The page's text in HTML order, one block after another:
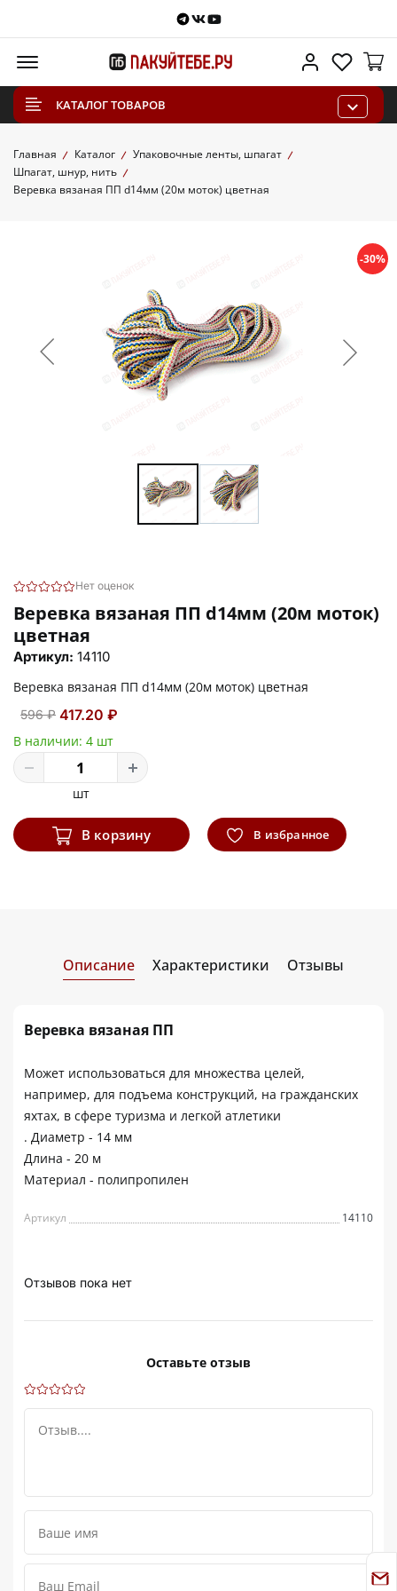
Telegram
VKontakte
Youtube
Личный
КАТАЛОГ ТОВАРОВ
Главная Каталог
Упаковочные ленты, шпагат
Шпагат, шнур, нить
Веревка вязаная ПП d14мм (20м моток) цветная
-30%
Нет оценок
Веревка вязаная ПП d14мм (20м моток)
цветная
Артикул: 14110
Веревка вязаная ПП d14мм (20м моток) цветная
596 ₽ 417.20 ₽
В наличии: 4 шт
шт
В корзину В избранное
Описание Характеристики Отзывы
Веревка вязаная ПП
Может использоваться для множества целей,
например, для подъема конструкций, на гражданских
яхтах, в сфере туризма и легкой атлетики
. Диаметр - 14 мм
Длина - 20 м
Материал - полипропилен
Артикул 14110
Отзывов пока нет
Оставьте отзыв